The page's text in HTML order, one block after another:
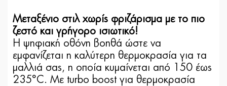
Mεταξένιο στιλ χωρίς φριζάρισμα με το πιο
ζεστό και γρήγορο ισιωτικό!
Η ψηφιακή οθόνη βοηθά ώστε να
εμφανίζεται η καλύτερη θερμοκρασία για τα
μαλλιά σας, η οποία κυμαίνεται από 150 έως
235°C. Με turbo boost για θερμοκρασία